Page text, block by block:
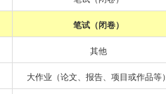
笔试（闭卷）
其他
大作业（论文、报告、项目或作品等）